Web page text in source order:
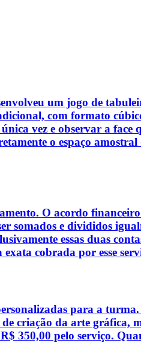
um jogo de
com formato
vez e observar a face
o espaço amostral
O acordo
somados e divididos
essas duas
cobrada por esse
para a
criação da arte gráfica,
pelo serviço.